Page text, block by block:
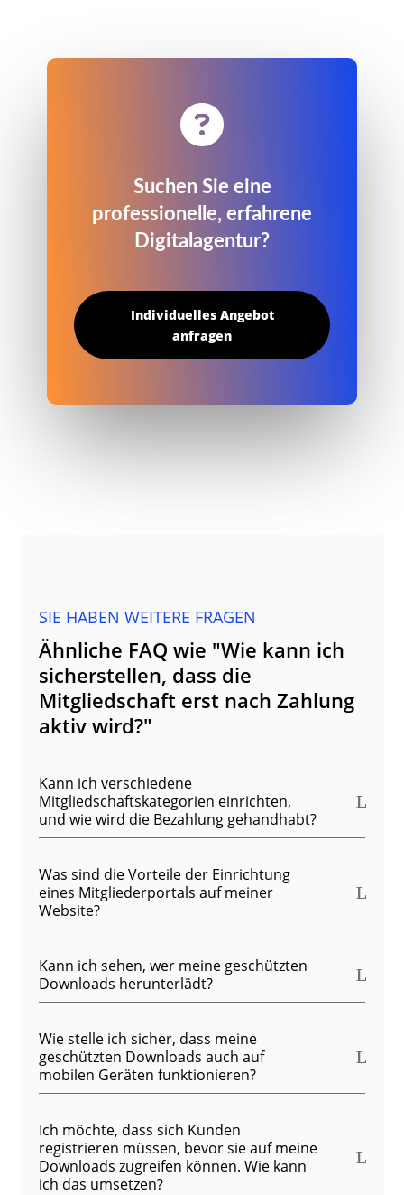

Suchen Sie eine
professionelle, erfahrene
Digitalagentur?
Individuelles Angebot
anfragen
SIE HABEN WEITERE FRAGEN
Ähnliche FAQ wie "Wie kann ich
sicherstellen, dass die
Mitgliedschaft erst nach Zahlung
aktiv wird?"
Kann ich verschiedene
Mitgliedschaftskategorien einrichten,
und wie wird die Bezahlung gehandhabt?
Was sind die Vorteile der Einrichtung
eines Mitgliederportals auf meiner
Website?
Kann ich sehen, wer meine geschützten
Downloads herunterlädt?
Wie stelle ich sicher, dass meine
geschützten Downloads auch auf
mobilen Geräten funktionieren?
Ich möchte, dass sich Kunden
registrieren müssen, bevor sie auf meine
Downloads zugreifen können. Wie kann
ich das umsetzen?